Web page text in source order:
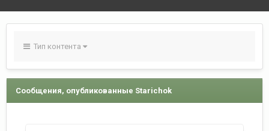
Тип контента
Сообщения, опубликованные Starichok